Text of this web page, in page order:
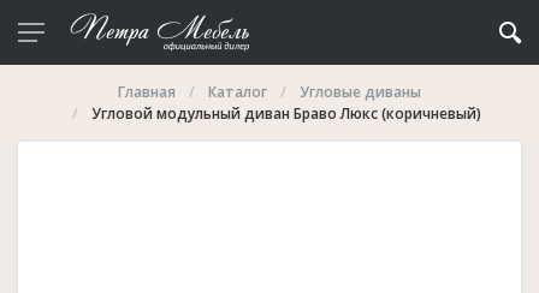
Главная Каталог
Угловые диваны
Угловой модульный диван Браво Люкс (коричневый)